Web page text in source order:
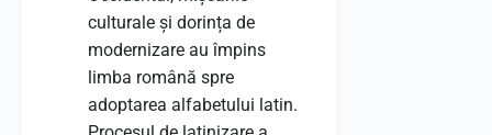
culturale și dorința de
modernizare au împins
limba română spre
adoptarea alfabetului latin.